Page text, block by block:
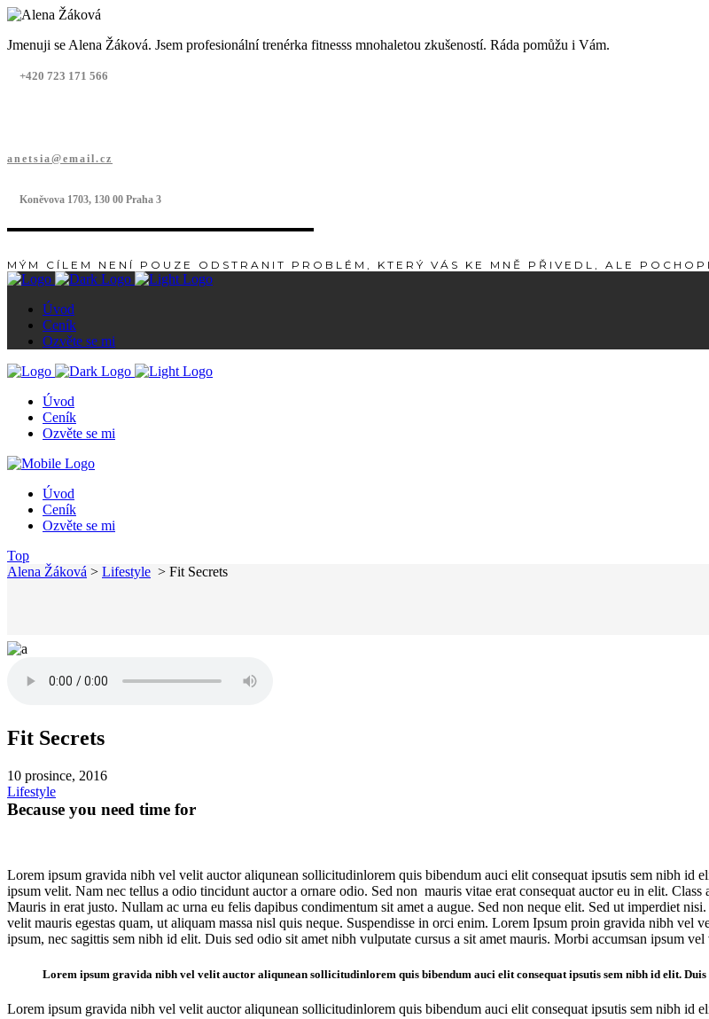
Jmenuji se Alena Žáková. Jsem profesionální trenérka fitnesss mnohaletou zkušeností. Ráda pomůžu i Vám.
+420 723 171 566
anetsia@email.cz
Koněvova 1703, 130 00 Praha 3
MÝM CÍLEM NENÍ POUZE ODSTRANIT PROBLÉM, KTERÝ VÁS KE MNĚ PŘIVEDL, ALE
Úvod
Ceník
Ozvěte se mi
Úvod
Ceník
Ozvěte se mi
Úvod
Ceník
Ozvěte se mi
Top
Alena Žáková > Lifestyle > Fit Secrets
Fit Secrets
10 prosince, 2016
Lifestyle
Because you need time for
Lorem ipsum gravida nibh vel velit auctor aliqunean sollicitudinlorem quis bibendum auci elit consequat ipsutis sem nibh id
ipsum velit. Nam nec tellus a odio tincidunt auctor a ornare odio. Sed non mauris vitae erat consequat auctor eu in elit.
Mauris in erat justo. Nullam ac urna eu felis dapibus condimentum sit amet a augue. Sed non neque elit. Sed ut imperdiet
velit mauris egestas quam, ut aliquam massa nisl quis neque. Suspendisse in orci enim. Lorem Ipsum proin gravida nibh
ipsum, nec sagittis sem nibh id elit. Duis sed odio sit amet nibh vulputate cursus a sit amet mauris. Morbi accumsan ipsum
Lorem ipsum gravida nibh vel velit auctor aliqunean sollicitudinlorem quis bibendum auci elit consequat ipsutis sem nibh id elit. Duis
Lorem ipsum gravida nibh vel velit auctor aliqunean sollicitudinlorem quis bibendum auci elit consequat ipsutis sem nibh id